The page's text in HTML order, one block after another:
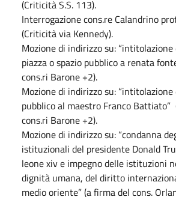
(Criticità S.S. 113).
Interrogazione cons.re Calandrino
(Criticità via Kennedy).
Mozione di indirizzo su:
piazza o spazio pubblico a renata
cons.ri Barone +2).
Mozione di indirizzo su: “intitolazione
pubblico al maestro Franco Battiato”
cons.ri Barone +2).
Mozione di indirizzo su: “condanna
istituzionali del presidente Donald
leone xiv e impegno delle istituzioni
dignità umana, del diritto
medio oriente” (a firma del cons.